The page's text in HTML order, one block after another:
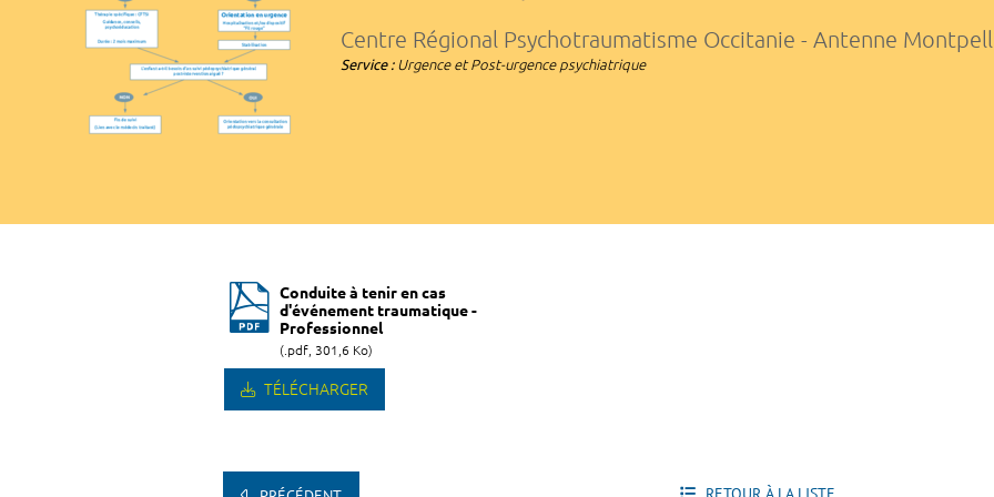
Centre Régional Psychotraumatisme Occitanie - Antenne
Service : Urgence et Post-urgence psychiatrique
Conduite à tenir en cas
d'événement traumatique -
Professionnel
(.pdf, 301,6 Ko)
TÉLÉCHARGER